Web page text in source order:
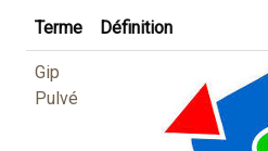
Terme Définition
Gip
Pulvé